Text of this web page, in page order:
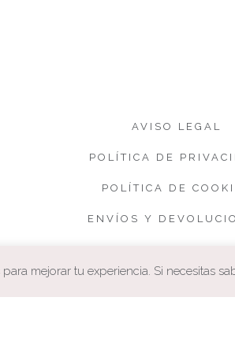
AVISO LEGAL
POLÍTICA DE
POLÍTICA DE
ENVÍOS Y
mejorar tu experiencia. Si necesitas